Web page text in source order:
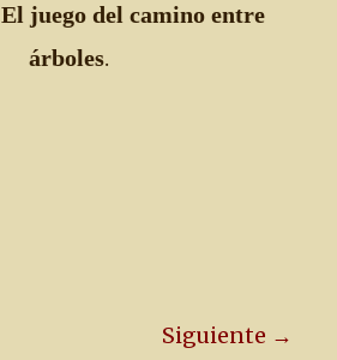
El juego del camino entre
árboles.
Siguiente →